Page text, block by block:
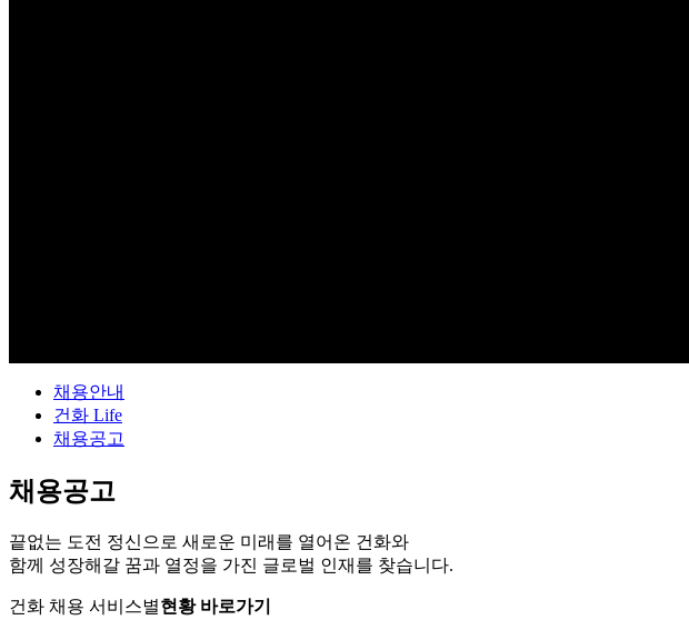
채용안내
건화 Life
채용공고
채용공고
끝없는 도전 정신으로 새로운 미래를 열어온 건화와
함께 성장해갈 꿈과 열정을 가진 글로벌 인재를 찾습니다.
건화 채용 서비스별현황 바로가기